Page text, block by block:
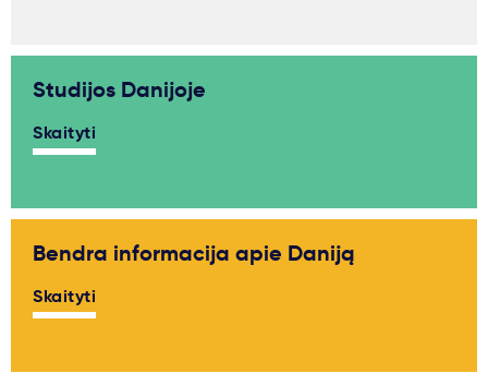
Studijos Danijoje
Skaityti
Bendra informacija apie Daniją
Skaityti